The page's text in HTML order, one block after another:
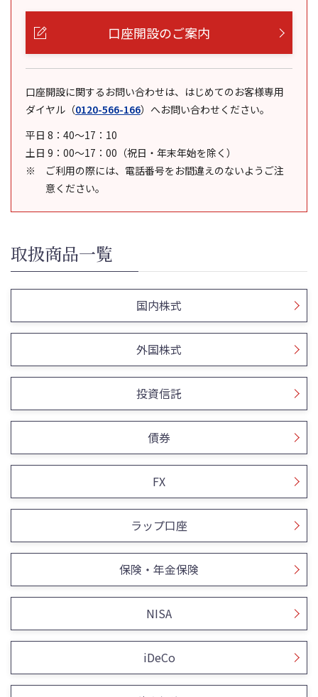
口座開設のご案内
口座開設に関するお問い合わせは、はじめてのお客様専用
ダイヤル （0120-566-166） へお問い合わせください。
平日 8：40～17：10
土日 9：00～17：00（祝日・年末年始を除く）
ご利用の際には、電話番号をお間違えのないようご注
意ください。
取扱商品一覧
国内株式
外国株式
投資信託
債券
FX
ラップ口座
保険・年金保険
NISA
iDeCo